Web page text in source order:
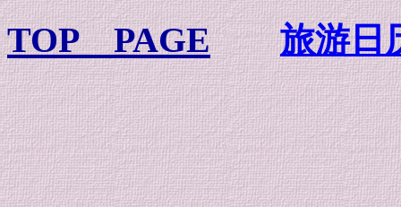
TOP PAGE 旅游日